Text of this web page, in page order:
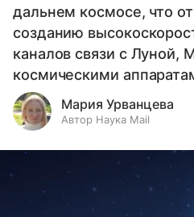
дальнем космосе, что
созданию
каналов связи с Луной,
космическими
Мария Урванцева
Автор Наука Mail